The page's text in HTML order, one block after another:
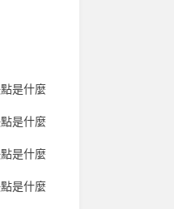
是什麼
是什麼
是什麼
是什麼